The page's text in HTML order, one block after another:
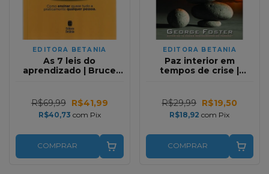
EDITORA BETANIA
As 7 leis do
aprendizado | Bruce
R$69,99 R$41,99
R$40,73 com Pix
COMPRAR
EDITORA BETANIA
Paz interior em
tempos de crise |
R$29,99 R$19,50
R$18,92com Pix
COMPRAR